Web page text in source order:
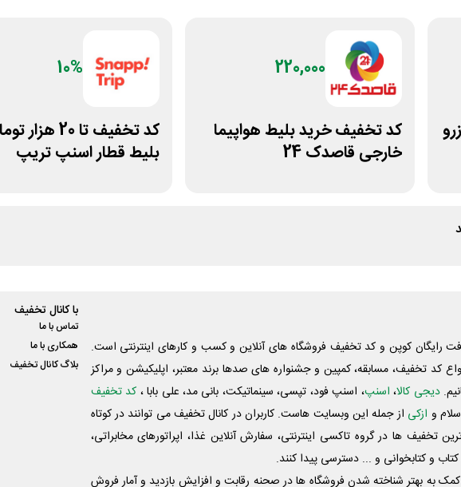
220,000
کد تخفیف خرید بلیط هواپیما
خارجی قاصدک 24
10%
کد تخفیف تا 20
بلیط قطار اسنپ تریپ
رایگان کوپن و کد تخفیف فروشگاه های آنلاین و کسب و‌ کارهای اینترنتی است.
کد تخفیف، مسابقه، کمپین و جشنواره های صدها برند معتبر، اپلیکیشن و مراکز
دیجی کالا، اسنپ، اسنپ فود، تپسی، سینماتیکت، بانی مد، علی‌ بابا ، کد تخفیف
و ازکی از جمله این وبسایت ‌هاست. کاربران در کانال تخفیف می توانند در کوتاه
تخفیف ها در گروه تاکسی اینترنتی، سفارش آنلاین غذا، اپراتورهای مخابراتی،
و کتابخوانی و ... دسترسی پیدا کنند.
کمک به بهتر شناخته شدن فروشگاه ها در صحنه رقابت و افزایش بازدید و آمار فروش
با کانال تخفیف
تماس با ما
همکاری با ما
بلاگ کانال تخفیف